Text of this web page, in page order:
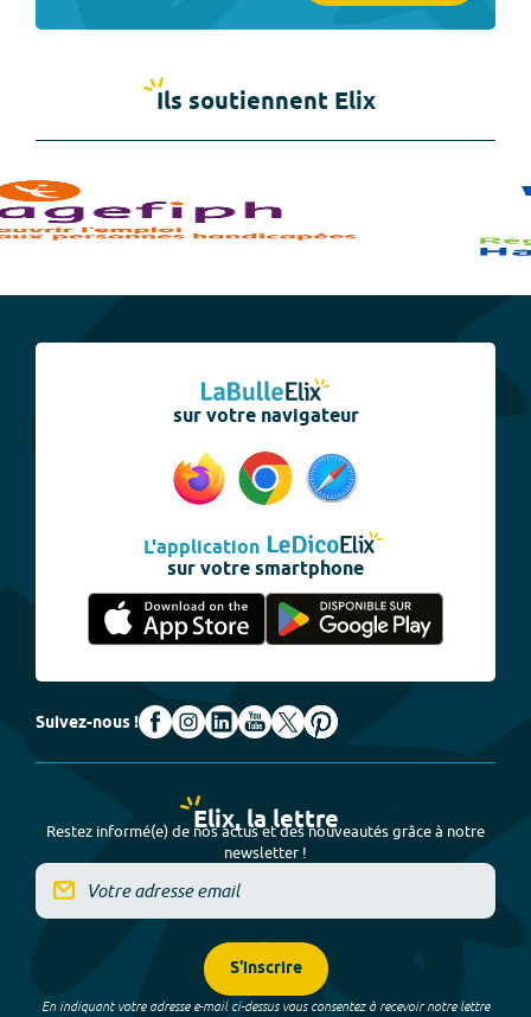
Ils soutiennent Elix
sur votre navigateur
L'application
sur votre smartphone
Suivez-nous !
Elix, la lettre
Restez informé(e) de nos actus et des nouveautés grâce à notre
newsletter !
S'inscrire
En indiquant votre adresse e-mail ci-dessus vous consentez à recevoir notre lettre